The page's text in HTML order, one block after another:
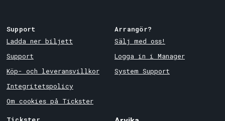
Support
Ladda ner biljett
Support
Köp- och leveransvillkor
Integritetspolicy
Om cookies på Tickster
Arrangör?
Sälj med oss!
Logga in i Manager
System Support
Tickster